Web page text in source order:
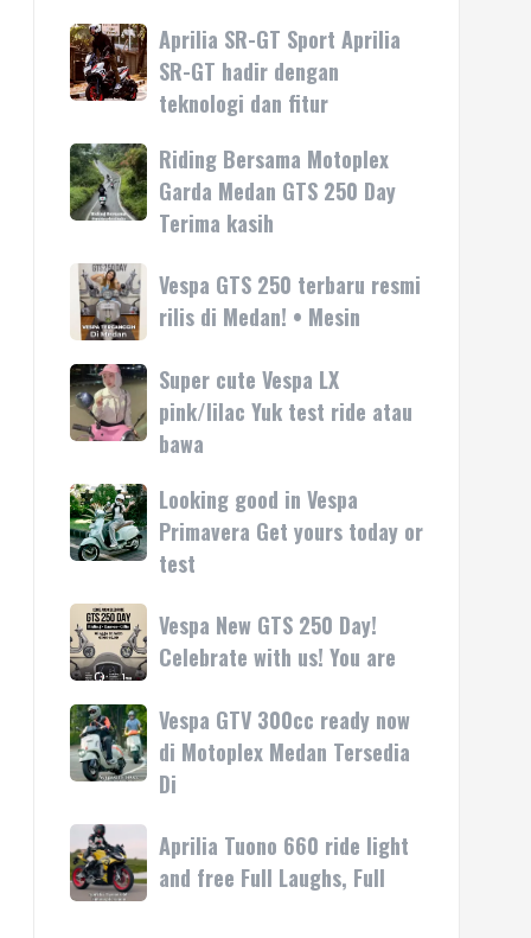
Primavera
Tanyakan
Vespa
180cc
terbaru
Aprilia
SR-
GT
Aprilia
SR-
GT
dengan
teknologi
dan
Aprilia SR-GT Sport Aprilia
SR-GT hadir dengan
teknologi dan fitur
Riding
Bersama
Motoplex
Medan
GTS
250
Terima
kasih
Riding Bersama Motoplex
Garda Medan GTS 250 Day
Terima kasih
Vespa
GTS
250
terbaru
resmi
rilis
di
•
Mesin
Vespa GTS 250 terbaru resmi
rilis di Medan! • Mesin
Super
cute
Vespa
pink/lilac
Yuk
test
atau
bawa
Super cute Vespa LX
pink/lilac Yuk test ride atau
bawa
Looking
good
in
Primavera
Get
yours
or
test
Looking good in Vespa
Primavera Get yours today or
test
Vespa
New
GTS
250
Day!
Celebrate
with
You
are
Vespa New GTS 250 Day!
Celebrate with us! You are
Vespa
GTV
300cc
now
di
Motoplex
Vespa GTV 300cc ready now
di Motoplex Medan Tersedia
Di
Aprilia
Tuono
660
Aprilia Tuono 660 ride light
and free Full Laughs, Full